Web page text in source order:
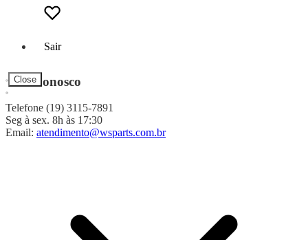
Sair
Close
Fale Conosco
Telefone (19) 3115-7891
Seg à sex. 8h às 17:30
Email: atendimento@wsparts.com.br